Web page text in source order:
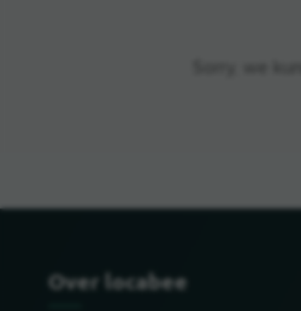
Sorry, we
Over locabee